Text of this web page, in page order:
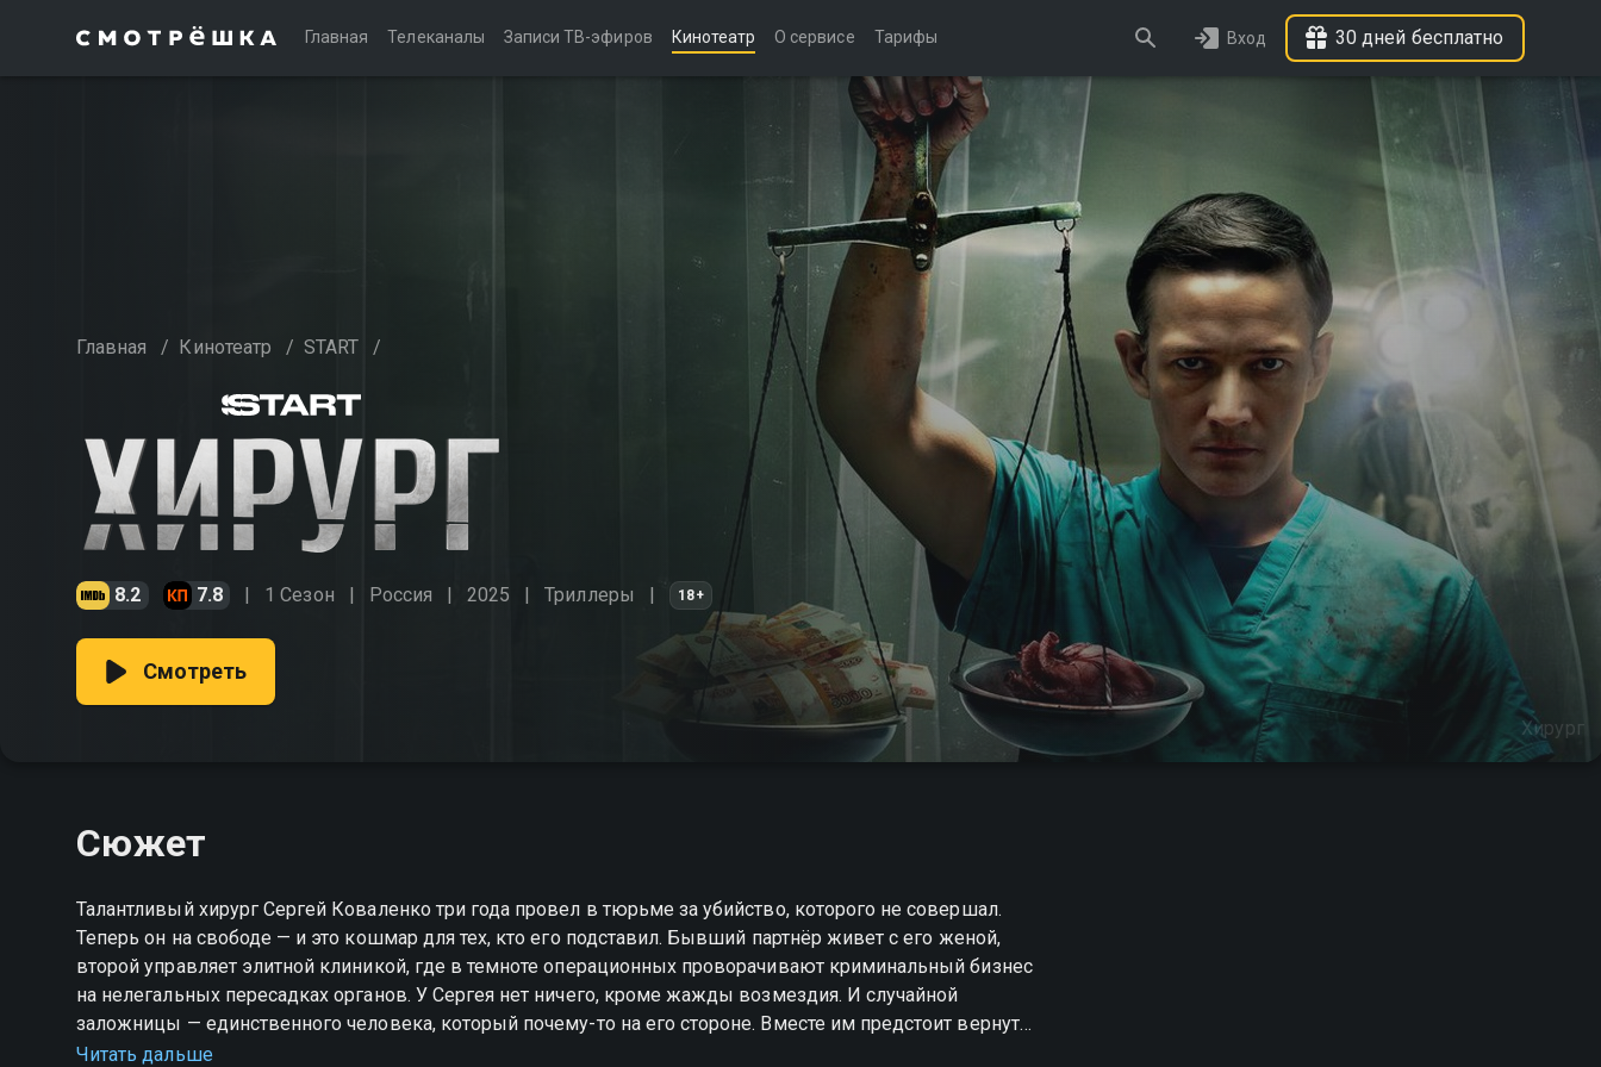
Главная Телеканалы Записи ТВ-эфиров Кинотеатр О сервисе Тарифы Вход 30 дней бесплатно
Главная / Кинотеатр / START /
8.2 7.8 1 Сезон Россия 2025 Триллеры 18+
Хирург
Смотреть
Сюжет
Талантливый хирург Сергей Коваленко три года провел в тюрьме за убийство, которого не совершал.
Теперь он на свободе — и это кошмар для тех, кто его подставил. Бывший партнёр живет с его женой,
второй управляет элитной клиникой, где в темноте операционных проворачивают криминальный бизнес
на нелегальных пересадках органов. У Сергея нет ничего, кроме жажды возмездия. И случайной
заложницы — единственного человека, который почему-то на его стороне. Вместе им предстоит вернуть
украденную жизнь, разрушить преступную империю и докопаться до правды. Но чем глубже
Читать дальше